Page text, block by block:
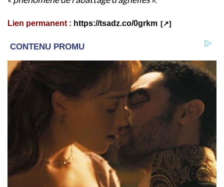
Lien permanent : https://tsadz.co/0grkm